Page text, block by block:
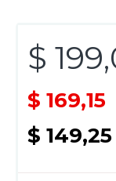
$
$ 169,15
$ 149,25